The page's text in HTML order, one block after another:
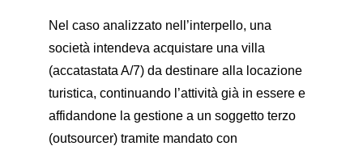
Nel caso analizzato nell’interpello, una
società intendeva acquistare una villa
(accatastata A/7) da destinare alla locazione
turistica, continuando l’attività già in essere e
affidandone la gestione a un soggetto terzo
(outsourcer) tramite mandato con